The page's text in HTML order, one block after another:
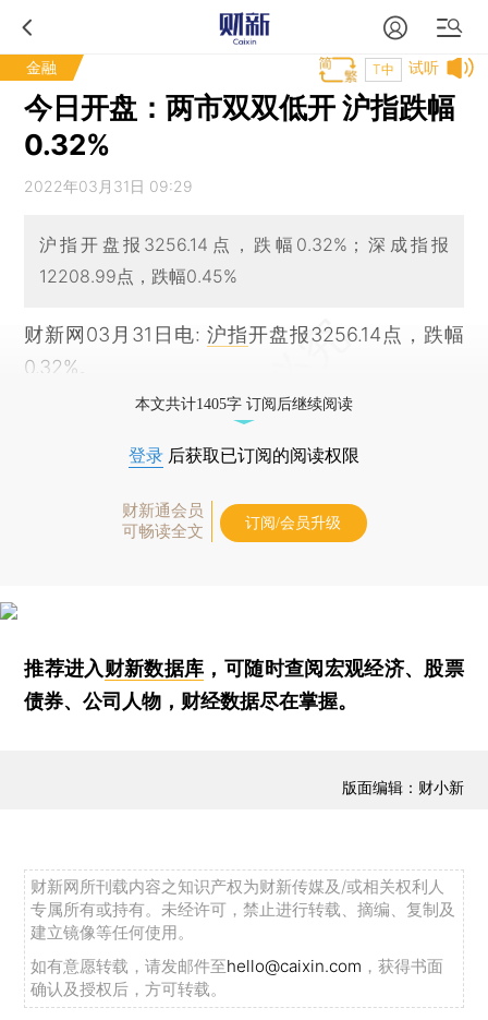
金融 试听
T中
今日开盘：两市双双低开 沪指跌幅
0.32%
2022年03月31日 09:29
沪指开盘报3256.14点，跌幅0.32%；深成指报
12208.99点，跌幅0.45%
财新网03月31日电: 沪指开盘报3256.14点，跌幅
0.32%。
本文共计1405字 订阅后继续阅读
登录 后获取已订阅的阅读权限
财新通会员
可畅读全文
订阅/会员升级
推荐进入财新数据库 ，可随时查阅宏观经济、股票
债券、公司人物，财经数据尽在掌握。
版面编辑：财小新
财新网所刊载内容之知识产权为财新传媒及/或相关权利人
专属所有或持有。未经许可，禁止进行转载、摘编、复制及
建立镜像等任何使用。
如有意愿转载，请发邮件至hello@caixin.com ，获得书面
确认及授权后，方可转载。